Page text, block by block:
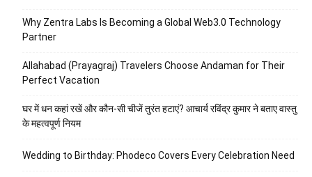
Why Zentra Labs Is Becoming a Global Web3.0 Technology
Partner
Allahabad (Prayagraj) Travelers Choose Andaman for Their
Perfect Vacation
घर में धन कहां रखें और कौन-सी चीजें तुरंत हटाएं? आचार्य रविंद्र कुमार ने बताए वास्तु
के महत्वपूर्ण नियम
Wedding to Birthday: Phodeco Covers Every Celebration Need